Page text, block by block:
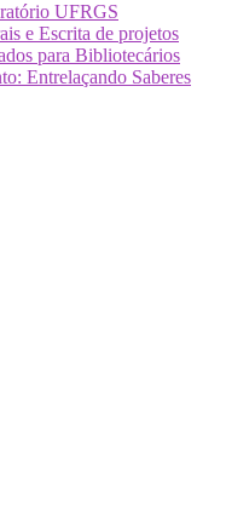
UFRGS
e Escrita de projetos
para Bibliotecários
Entrelaçando Saberes